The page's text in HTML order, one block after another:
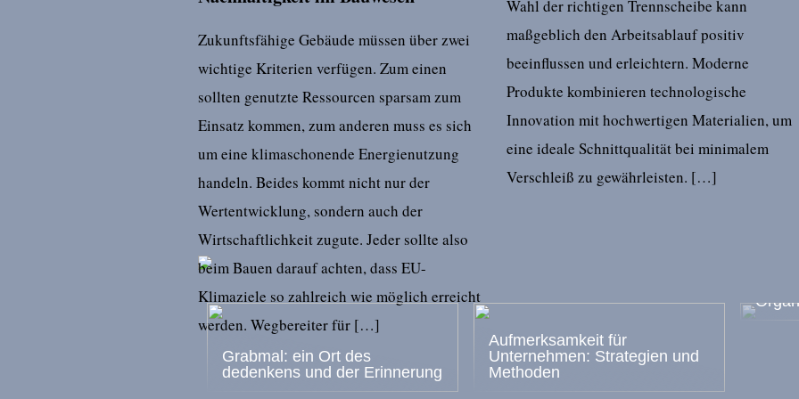
Zukunftsfähige Gebäude müssen über zwei
wichtige Kriterien verfügen. Zum einen
sollten genutzte Ressourcen sparsam zum
Einsatz kommen, zum anderen muss es sich
um eine klimaschonende Energienutzung
handeln. Beides kommt nicht nur der
Wertentwicklung, sondern auch der
Wirtschaftlichkeit zugute. Jeder sollte also
beim Bauen darauf achten, dass EU-
Klimaziele so zahlreich wie möglich erreicht
werden. Wegbereiter für […]
Wahl der richtigen Trennscheibe kann
maßgeblich den Arbeitsablauf positiv
beeinflussen und erleichtern. Moderne
Produkte kombinieren technologische
Innovation mit hochwertigen Materialien, um
eine ideale Schnittqualität bei minimalem
Verschleiß zu gewährleisten. […]
Grabmal: ein Ort des
dedenkens und der Erinnerung
Aufmerksamkeit für
Unternehmen: Strategien und
Methoden